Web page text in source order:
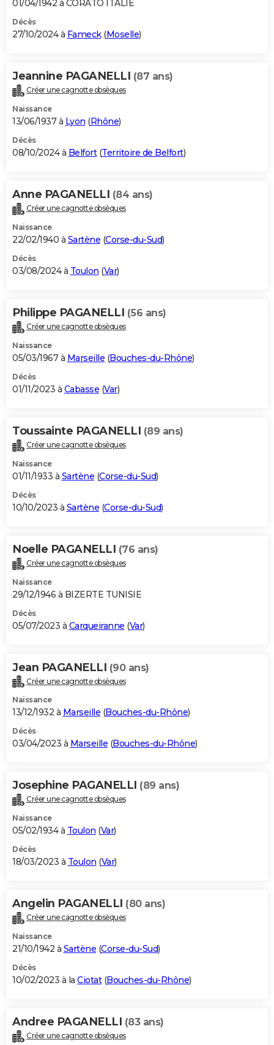
01/04/1942 à CORATO ITALIE
Décès
27/10/2024 à Fameck(Moselle)
Jeannine PAGANELLI (87 ans)
Créer une cagnotte obsèques
Naissance
13/06/1937 à Lyon (Rhône)
Décès
08/10/2024 à Belfort(Territoire de Belfort)
Anne PAGANELLI (84 ans)
Créer une cagnotte obsèques
Naissance
22/02/1940 à Sartène (Corse-du-Sud)
Décès
03/08/2024 à Toulon (Var)
Philippe PAGANELLI (56 ans)
Créer une cagnotte obsèques
Naissance
05/03/1967 à Marseille (Bouches-du-Rhône)
Décès
01/11/2023 à Cabasse (Var)
Toussainte PAGANELLI (89 ans)
Créer une cagnotte obsèques
Naissance
01/11/1933 à Sartène (Corse-du-Sud)
Décès
10/10/2023 à Sartène (Corse-du-Sud)
Noelle PAGANELLI (76 ans)
Créer une cagnotte obsèques
Naissance
29/12/1946 à BIZERTE TUNISIE
Décès
05/07/2023 à Carqueiranne (Var)
Jean PAGANELLI (90 ans)
Créer une cagnotte obsèques
Naissance
13/12/1932 à Marseille (Bouches-du-Rhône)
Décès
03/04/2023 à Marseille (Bouches-du-Rhône)
Josephine PAGANELLI (89 ans)
Créer une cagnotte obsèques
Naissance
05/02/1934 à Toulon (Var)
Décès
18/03/2023 à Toulon (Var)
Angelin PAGANELLI (80 ans)
Créer une cagnotte obsèques
Naissance
21/10/1942 à Sartène (Corse-du-Sud)
Décès
10/02/2023 à la Ciotat(Bouches-du-Rhône)
Andree PAGANELLI (83 ans)
Créer une cagnotte obsèques